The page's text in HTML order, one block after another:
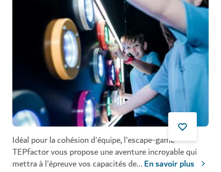
Idéal pour la cohésion d'équipe, l'escape-game
TEPfactor vous propose une aventure incroyable qui
mettra à l'épreuve vos capacités de...En savoir plus